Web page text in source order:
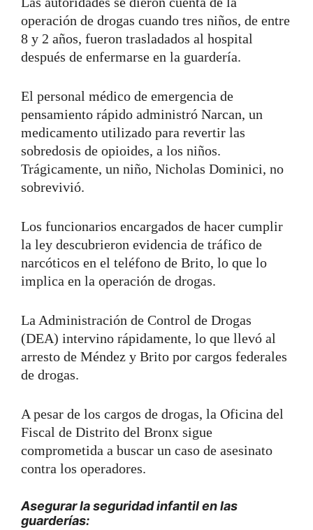
operación de drogas cuando tres niños, de entre
8 y 2 años, fueron trasladados al hospital
después de enfermarse en la guardería.
El personal médico de emergencia de
pensamiento rápido administró Narcan, un
medicamento utilizado para revertir las
sobredosis de opioides, a los niños.
Trágicamente, un niño, Nicholas Dominici, no
sobrevivió.
Los funcionarios encargados de hacer cumplir
la ley descubrieron evidencia de tráfico de
narcóticos en el teléfono de Brito, lo que lo
implica en la operación de drogas.
La Administración de Control de Drogas
(DEA) intervino rápidamente, lo que llevó al
arresto de Méndez y Brito por cargos federales
de drogas.
A pesar de los cargos de drogas, la Oficina del
Fiscal de Distrito del Bronx sigue
comprometida a buscar un caso de asesinato
contra los operadores.
Asegurar la seguridad infantil en las
guarderías: